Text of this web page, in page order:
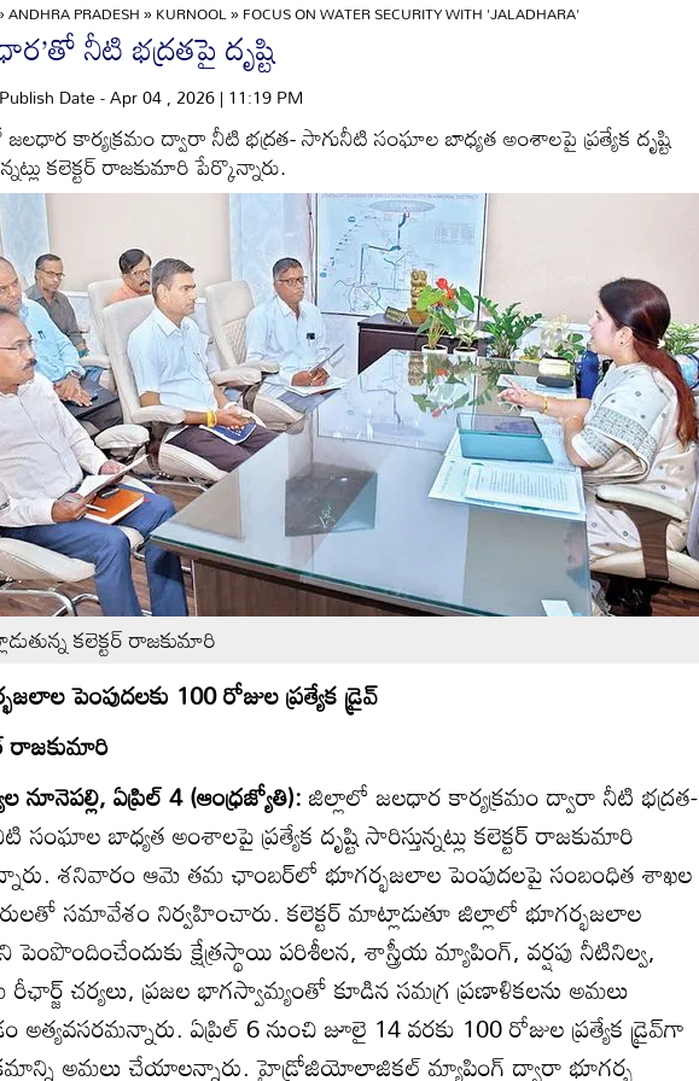
ANDHRA PRADESH»KURNOOL»FOCUS ON WATER SECURITY WITH 'JALADHARA'
నీటి భద్రతపై దృష్టి
Date - Apr 04 , 2026 | 11:19 PM
కార్యక్రమం ద్వారా నీటి భద్రత- సాగునీటి సంఘాల బాధ్యత అంశాలపై ప్రత్యేక దృష్టి
కలెక్టర్‌ రాజకుమారి పేర్కొన్నారు.
కలెక్టర్‌ రాజకుమారి
పెంపుదలకు 100 రోజుల ప్రత్యేక డ్రైవ్‌
రాజకుమారి
నూనెపల్లి, ఏప్రిల్‌ 4 (ఆంధ్రజ్యోతి):జిల్లాలో జలధార కార్యక్రమం ద్వారా నీటి భద్రత-
సంఘాల బాధ్యత అంశాలపై ప్రత్యేక దృష్టి సారిస్తున్నట్లు కలెక్టర్‌ రాజకుమారి
శనివారం ఆమె తమ ఛాంబర్‌లో భూగర్భజలాల పెంపుదలపై సంబంధిత శాఖల
సమావేశం నిర్వహించారు. కలెక్టర్‌ మాట్లాడుతూ జిల్లాలో భూగర్భజలాల
క్షేత్రస్థాయి పరిశీలన, శాస్త్రీయ మ్యాపింగ్‌, వర్షపు నీటినిల్వ,
రీఛార్జ్‌ చర్యలు, ప్రజల భాగస్వామ్యంతో కూడిన సమగ్ర ప్రణాళికలను అమలు
ఏప్రిల్‌ 6 నుంచి జూలై 14 వరకు 100 రోజుల ప్రత్యేక డ్రైవ్‌గా
అమలు చేయాలన్నారు. హైడ్రోజియోలాజికల్‌ మ్యాపింగ్‌ ద్వారా భూగర్భ